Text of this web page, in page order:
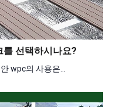
선택하시나요?
wpc의 사용은…